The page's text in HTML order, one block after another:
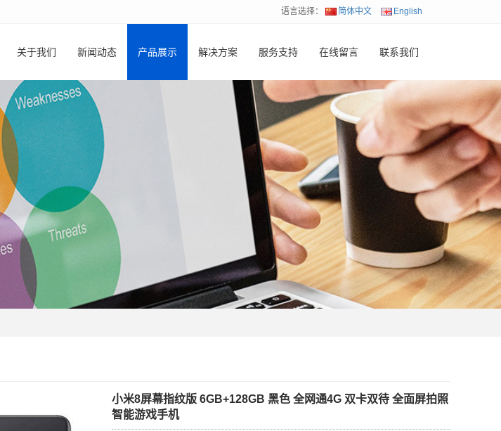
语言选择： 简体中文 English
关于我们 新闻动态 产品展示 解决方案 服务支持 在线留言 联系我们
小米8屏幕指纹版 6GB+128GB 黑色 全网通4G 双卡双待 全面屏拍照
智能游戏手机